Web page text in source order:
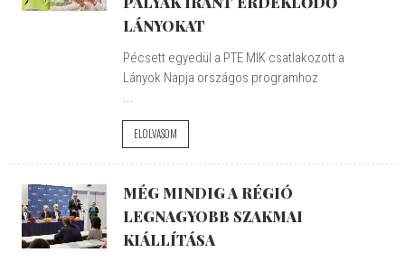
LÁNYOKAT
Pécsett egyedül a PTE MIK csatlakozott a
Lányok Napja országos programhoz
...
ELOLVASOM
MÉG MINDIG A RÉGIÓ
LEGNAGYOBB SZAKMAI
KIÁLLÍTÁSA